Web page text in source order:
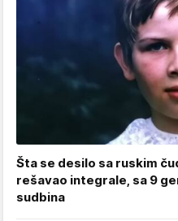
Šta se desilo sa ruskim
rešavao integrale, sa 9
sudbina